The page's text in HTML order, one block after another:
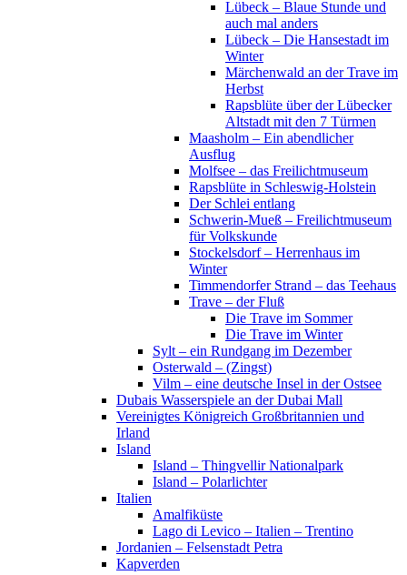
Lübeck – Blaue Stunde und
auch mal anders
Lübeck – Die Hansestadt im
Winter
Märchenwald an der Trave im
Herbst
Rapsblüte über der Lübecker
Altstadt mit den 7 Türmen
Maasholm – Ein abendlicher
Ausflug
Molfsee – das Freilichtmuseum
Rapsblüte in Schleswig-Holstein
Der Schlei entlang
Schwerin-Mueß – Freilichtmuseum
für Volkskunde
Stockelsdorf – Herrenhaus im
Winter
Timmendorfer Strand – das Teehaus
Trave – der Fluß
Die Trave im Sommer
Die Trave im Winter
Sylt – ein Rundgang im Dezember
Osterwald – (Zingst)
Vilm – eine deutsche Insel in der Ostsee
Dubais Wasserspiele an der Dubai Mall
Vereinigtes Königreich Großbritannien und
Irland
Island
Island – Thingvellir Nationalpark
Island – Polarlichter
Italien
Amalfiküste
Lago di Levico – Italien – Trentino
Jordanien – Felsenstadt Petra
Kapverden